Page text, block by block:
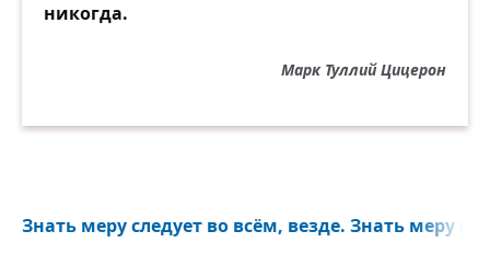
никогда.
Марк Туллий Цицерон
Знать меру следует во всём, везде. Знать меру